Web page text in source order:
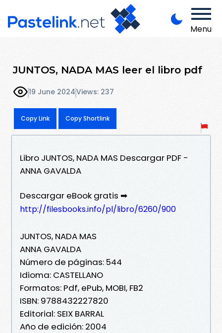
Menu
JUNTOS, NADA MAS leer el libro pdf
19 June 2024Views: 237
Copy Link Copy Shortlink
Libro JUNTOS, NADA MAS Descargar PDF -
ANNA GAVALDA
Descargar eBook gratis ➡
http://filesbooks.info/pl/libro/6260/900
JUNTOS, NADA MAS
ANNA GAVALDA
Número de páginas: 544
Idioma: CASTELLANO
Formatos: Pdf, ePub, MOBI, FB2
ISBN: 9788432227820
Editorial: SEIX BARRAL
Año de edición: 2004